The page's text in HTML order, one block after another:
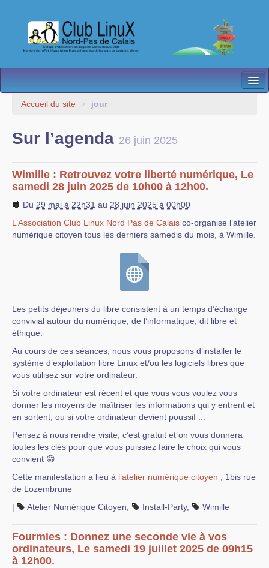
L’Association
Besoin d’Aide ?
Contact
Espace membres
Accueil du site > jour
Sur l’agenda 26 juin 2025
Wimille : Retrouvez votre liberté numérique, Le
samedi 28 juin 2025 de 10h00 à 12h00.
Du 29 mai à 22h31 au 28 juin 2025 à 00h00
L’Association Club Linux Nord Pas de Calais co-organise l’atelier
numérique citoyen tous les derniers samedis du mois, à Wimille.
Les petits déjeuners du libre consistent à un temps d’échange
convivial autour du numérique, de l’informatique, dit libre et
éthique.
Au cours de ces séances, nous vous proposons d’installer le
système d’exploitation libre Linux et/ou les logiciels libres que
vous utilisez sur votre ordinateur.
Si votre ordinateur est récent et que vous vous voulez vous
donner les moyens de maîtriser les informations qui y entrent et
en sortent, ou si votre ordinateur devient poussif ...
Pensez à nous rendre visite, c’est gratuit et on vous donnera
toutes les clés pour que vous puissiez faire le choix qui vous
convient 😁
Cette manifestation a lieu à l’atelier numérique citoyen , 1bis rue
de Lozembrune
|
Atelier Numérique Citoyen Install-Party, Wimille
Fourmies : Donnez une seconde vie à vos
ordinateurs, Le samedi 19 juillet 2025 de 09h15
à 12h00.